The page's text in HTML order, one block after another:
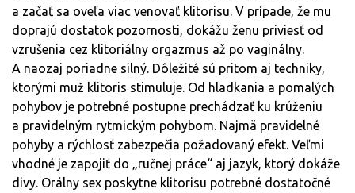
a začať sa oveľa viac venovať klitorisu. V prípade, že mu
doprajú dostatok pozornosti, dokážu ženu priviesť od
vzrušenia cez klitoriálny orgazmus až po vaginálny.
A naozaj poriadne silný. Dôležité sú pritom aj techniky,
ktorými muž klitoris stimuluje. Od hladkania a pomalých
pohybov je potrebné postupne prechádzať ku krúženiu
a pravidelným rytmickým pohybom. Najmä pravidelné
pohyby a rýchlosť zabezpečia požadovaný efekt. Veľmi
vhodné je zapojiť do „ručnej práce“ aj jazyk, ktorý dokáže
divy. Orálny sex poskytne klitorisu potrebné dostatočné